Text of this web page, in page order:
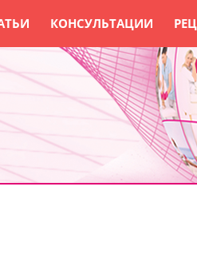
КОНСУЛЬТАЦИИ